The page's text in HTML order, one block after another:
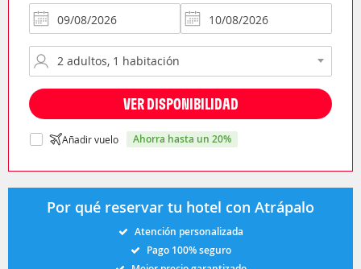
VER DISPONIBILIDAD
Añadir vuelo ahorra hasta un 20%
Por qué reservar tu hotel con Atrápalo
Atención personalizada
Pago 100% seguro